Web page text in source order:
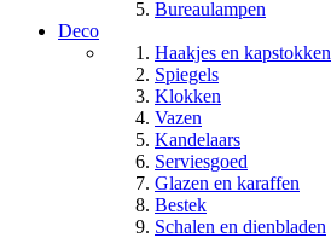
Bureaulampen
Deco
Haakjes en kapstokken
Spiegels
Klokken
Vazen
Kandelaars
Serviesgoed
Glazen en karaffen
Bestek
Schalen en dienbladen